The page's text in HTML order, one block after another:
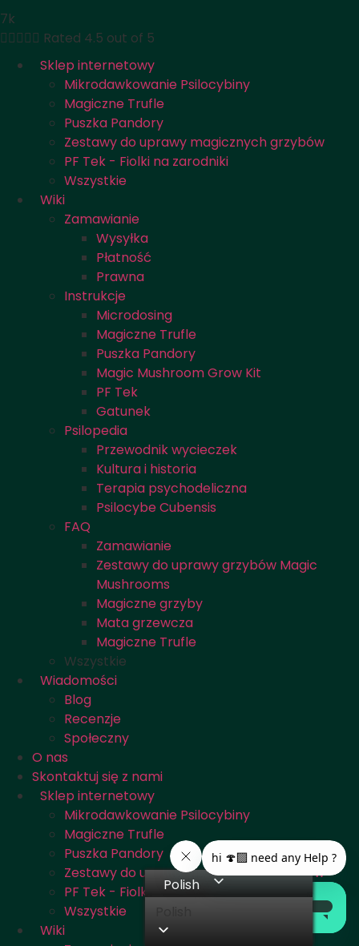
Polish
Polish
7k
 Rated 4.5 out of 5
Sklep internetowy
Mikrodawkowanie Psilocybiny
Magiczne Trufle
Puszka Pandory
Zestawy do uprawy magicznych grzybów
PF Tek - Fiolki na zarodniki
Wszystkie
Wiki
Zamawianie
Wysyłka
Płatność
Prawna
Instrukcje
Microdosing
Magiczne Trufle
Puszka Pandory
Magic Mushroom Grow Kit
PF Tek
Gatunek
Psilopedia
Przewodnik wycieczek
Kultura i historia
Terapia psychodeliczna
Psilocybe Cubensis
FAQ
Zamawianie
Zestawy do uprawy grzybów Magic
Mushrooms
Magiczne grzyby
Mata grzewcza
Magiczne Trufle
Wszystkie
Wiadomości
Blog
Recenzje
Społeczny
O nas
Skontaktuj się z nami
Sklep internetowy
Mikrodawkowanie Psilocybiny
Magiczne Trufle
Puszka Pandory
Zestawy do uprawy magicznych grzybów
PF Tek - Fiolki na zarodniki
Wszystkie
Wiki